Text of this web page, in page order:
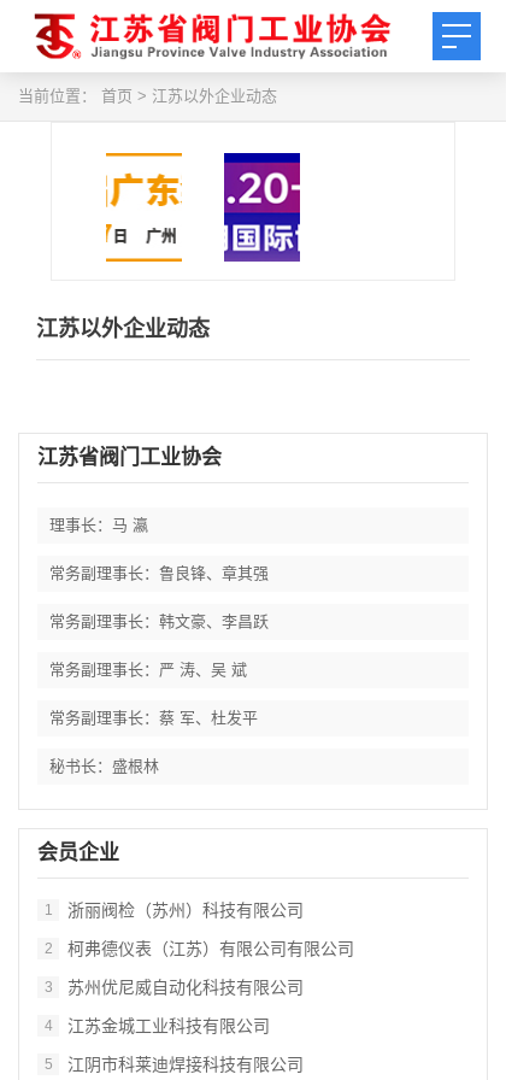
当前位置： 首页 > 江苏以外企业动态
江苏以外企业动态
江苏省阀门工业协会
理事长：马 瀛
常务副理事长：鲁良锋、章其强
常务副理事长：韩文豪、李昌跃
常务副理事长：严 涛、吴 斌
常务副理事长：蔡 军、杜发平
秘书长：盛根林
会员企业
1 浙丽阀检（苏州）科技有限公司
2 柯弗德仪表（江苏）有限公司有限公司
3 苏州优尼威自动化科技有限公司
4 江苏金城工业科技有限公司
5 江阴市科莱迪焊接科技有限公司